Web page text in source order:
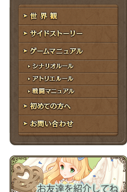
レ
ス
ド
ゲームガイド
世界観
サイドストーリー
ゲームマニュアル
シナリオルール
アトリエルール
戦闘マニュアル
初めての方へ
お問い合わせ